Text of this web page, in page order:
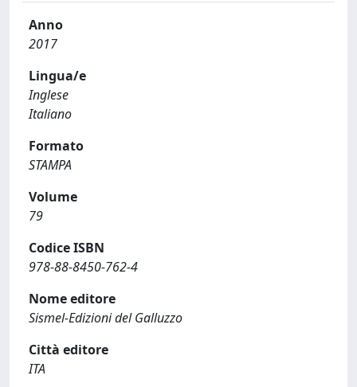
Anno
2017
Lingua/e
Inglese
Italiano
Formato
STAMPA
Volume
79
Codice ISBN
978-88-8450-762-4
Nome editore
Sismel-Edizioni del Galluzzo
Città editore
ITA